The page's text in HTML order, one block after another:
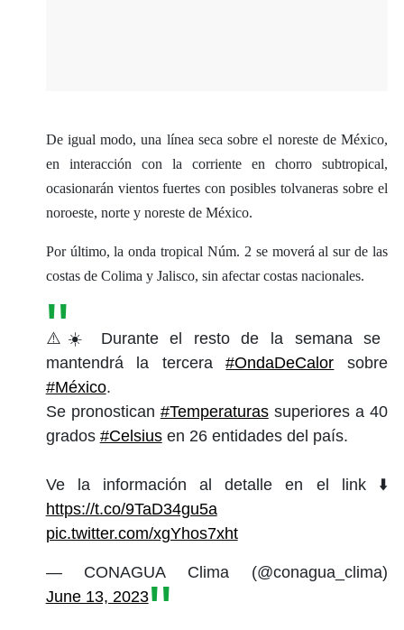
De igual modo, una línea seca sobre el noreste de México,
en interacción con la corriente en chorro subtropical,
ocasionarán vientos fuertes con posibles tolvaneras sobre el
noroeste, norte y noreste de México.
Por último, la onda tropical Núm. 2 se moverá al sur de las
costas de Colima y Jalisco, sin afectar costas nacionales.
⚠️☀️ Durante el resto de la semana se
mantendrá la tercera#OndaDeCalor sobre
#México.
Se pronostican #Temperaturassuperiores a 40
grados #Celsiusen 26 entidades del país.
Ve la información al detalle en el link ⬇️
https://t.co/9TaD34gu5a
pic.twitter.com/xgYhos7xht
— CONAGUA Clima (@conagua_clima)
June 13, 2023